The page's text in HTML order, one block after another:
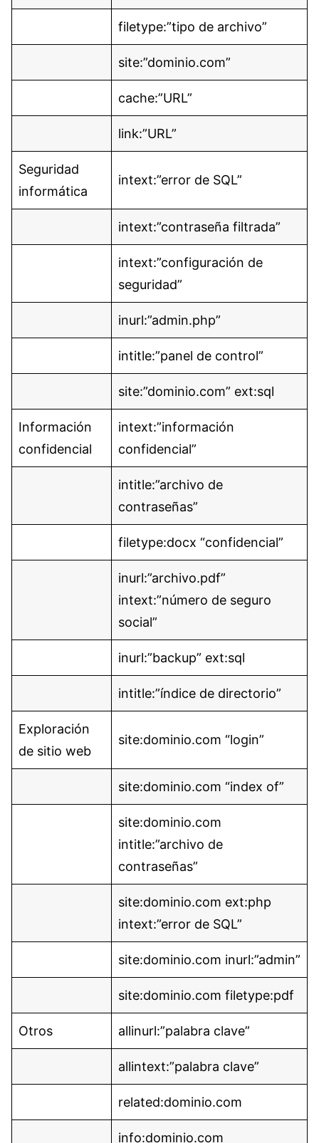
filetype:”tipo de archivo”
site:”dominio.com”
cache:”URL”
link:”URL”
Seguridad
informática
intext:”error de SQL”
intext:”contraseña filtrada”
intext:”configuración de
seguridad”
inurl:”admin.php”
intitle:”panel de control”
site:”dominio.com” ext:sql
Información
confidencial
intext:”información
confidencial”
intitle:”archivo de
contraseñas”
filetype:docx “confidencial”
inurl:”archivo.pdf”
intext:”número de seguro
social”
inurl:”backup” ext:sql
intitle:”índice de directorio”
Exploración
de sitio web
site:dominio.com “login”
site:dominio.com “index of”
site:dominio.com
intitle:”archivo de
contraseñas”
site:dominio.com ext:php
intext:”error de SQL”
site:dominio.com inurl:”admin”
site:dominio.com filetype:pdf
Otros allinurl:”palabra clave”
allintext:”palabra clave”
related:dominio.com
info:dominio.com